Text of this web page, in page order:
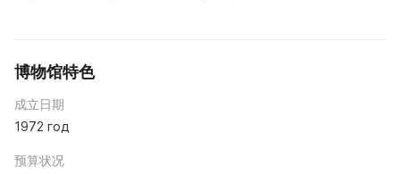
博物馆特色
成立日期
1972 год
预算状况